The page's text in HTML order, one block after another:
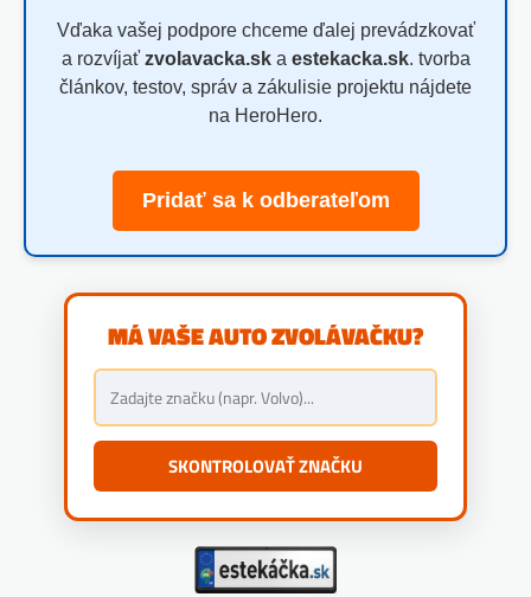
Vďaka vašej podpore chceme ďalej prevádzkovať
a rozvíjať zvolavacka.ska estekacka.sk. tvorba
článkov, testov, správ a zákulisie projektu nájdete
na HeroHero.
Pridať sa k odberateľom
MÁ VAŠE AUTO ZVOLÁVAČKU?
SKONTROLOVAŤ ZNAČKU